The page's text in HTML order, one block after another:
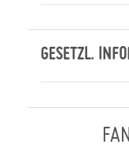
GESETZL.